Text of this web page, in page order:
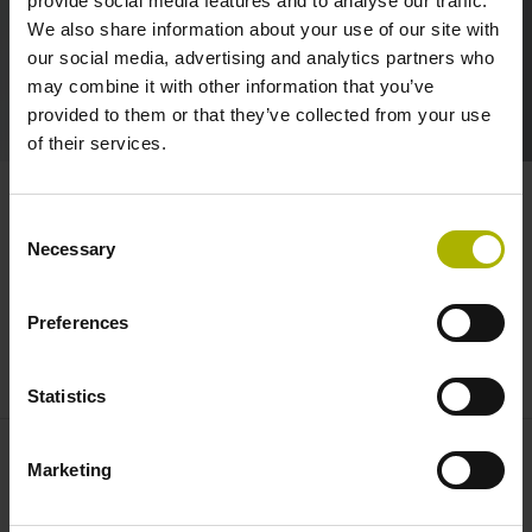
We also share information about your use of our site with
our social media, advertising and analytics partners who
may combine it with other information that you’ve
provided to them or that they’ve collected from your use
of their services.
Selection
Necessary
Preferences
Statistics
Marketing
mein an der Hochschule erlerntes Wissen. Zudem
vergrößert sich so mein persönliches Netzwerk und
Freundschaften entstehen.“
Facts über Dein Studium mit
Gemeinsamer Weg
– während Deiner Förderung ist